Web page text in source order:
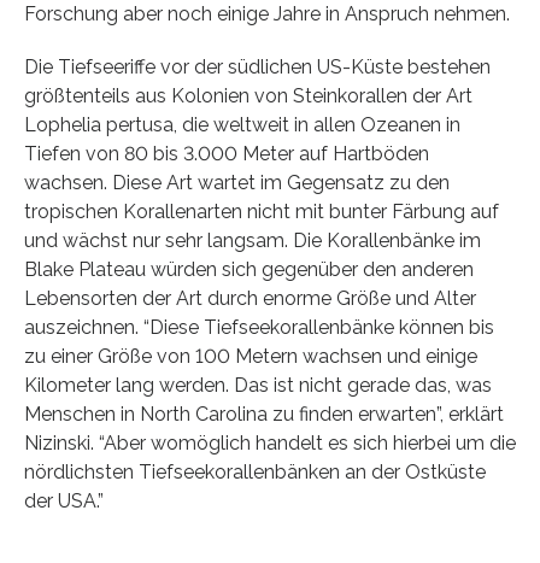
Forschung aber noch einige Jahre in Anspruch nehmen.
Die Tiefseeriffe vor der südlichen US-Küste bestehen
größtenteils aus Kolonien von Steinkorallen der Art
Lophelia pertusa, die weltweit in allen Ozeanen in
Tiefen von 80 bis 3.000 Meter auf Hartböden
wachsen. Diese Art wartet im Gegensatz zu den
tropischen Korallenarten nicht mit bunter Färbung auf
und wächst nur sehr langsam. Die Korallenbänke im
Blake Plateau würden sich gegenüber den anderen
Lebensorten der Art durch enorme Größe und Alter
auszeichnen. “Diese Tiefseekorallenbänke können bis
zu einer Größe von 100 Metern wachsen und einige
Kilometer lang werden. Das ist nicht gerade das, was
Menschen in North Carolina zu finden erwarten”, erklärt
Nizinski. “Aber womöglich handelt es sich hierbei um die
nördlichsten Tiefseekorallenbänken an der Ostküste
der USA.”